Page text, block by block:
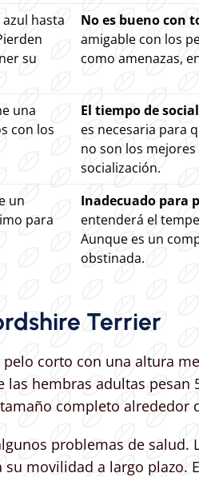
hasta
su
No es bueno con
amigable con los
como amenazas,
una
con los
El tiempo de
es necesaria para
no son los
socialización.
un
para
Inadecuado para
entenderá el
Aunque es un
obstinada.
Terrier
corto con una altura
hembras adultas
completo alrededor
problemas de
movilidad a largo